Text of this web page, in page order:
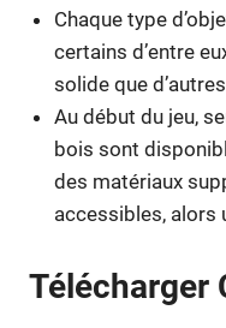
Chaque type
certains d’entre
solide que
Au début du jeu,
bois sont
des matériaux
accessibles, alors
Télécharger